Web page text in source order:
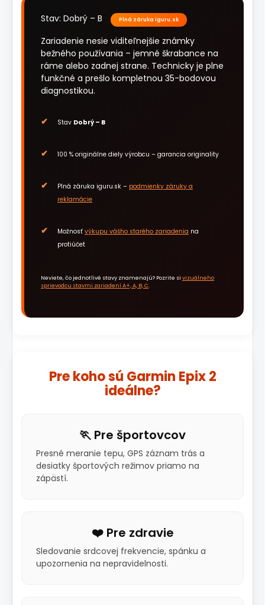
Stav: Dobrý – B Plná záruka iguru.sk
Zariadenie nesie viditeľnejšie známky
bežného používania – jemné škrabance na
ráme alebo zadnej strane. Technicky je plne
funkčné a prešlo kompletnou 35-bodovou
diagnostikou.
Stav Dobrý – B
100 % originálne diely výrobcu – garancia originality
Plná záruka iguru.sk – podmienky záruky a
reklamácie
Možnosť výkupu vášho starého zariadenia na
protiúčet
Neviete, čo jednotlivé stavy znamenajú? Pozrite si vizuálneho
sprievodcu stavmi zariadení A+, A, B, C.
Pre koho sú Garmin Epix 2
ideálne?
🏃 Pre športovcov
Presné meranie tepu, GPS záznam trás a
desiatky športových režimov priamo na
zápästí.
❤️ Pre zdravie
Sledovanie srdcovej frekvencie, spánku a
upozornenia na nepravidelnosti.